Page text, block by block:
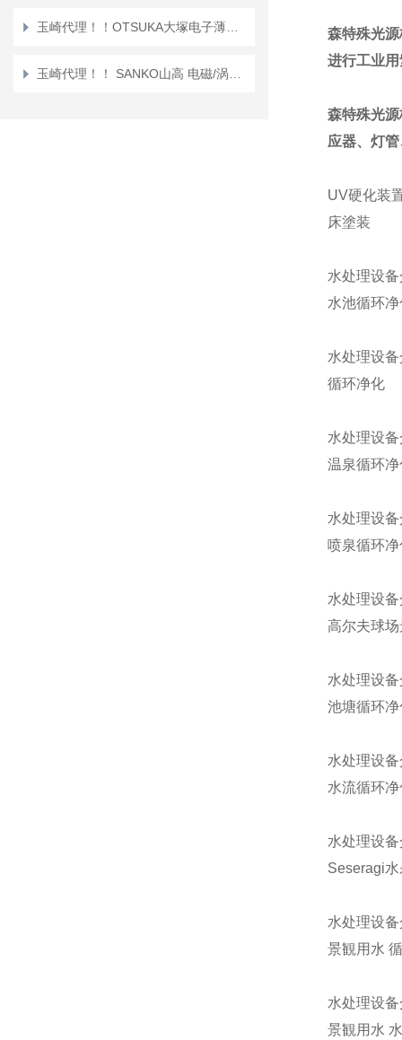
森特殊光
进行工业
森特殊光
应器、灯管
UV硬化装
床塗装
水处理设
水池循环净
水处理设
循环净化
水处理设
温泉循环净
水处理设
喷泉循环净
水处理设
高尔夫球
水处理设
池塘循环净
水处理设
水流循环净
水处理设
Seseragi水
水处理设
景観用水
水处理设
景観用水